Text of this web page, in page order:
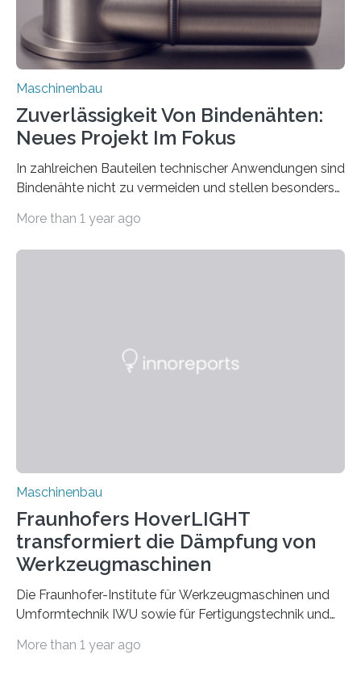
Maschinenbau
Zuverlässigkeit Von Bindenähten:
Neues Projekt Im Fokus
In zahlreichen Bauteilen technischer Anwendungen sind
Bindenähte nicht zu vermeiden und stellen besonders
Matrixmaterials eine große Herausforderung dar.
Durch den verstärkten Einsatz von Rezyklaten
More than 1 year ago
Maschinenbau
Fraunhofers HoverLIGHT
transformiert die Dämpfung von
Werkzeugmaschinen
Die Fraunhofer-Institute für Werkzeugmaschinen und
Umformtechnik IWU sowie für Fertigungstechnik und
Durchbruch in der Materialforschung erzielt: Der
More than 1 year ago